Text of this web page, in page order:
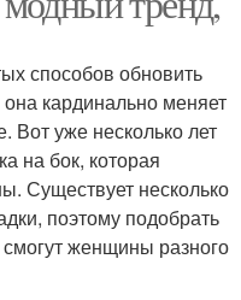
способов обновить
кардинально меняет
Вот уже несколько лет
на бок, которая
Существует несколько
поэтому подобрать
женщины разного